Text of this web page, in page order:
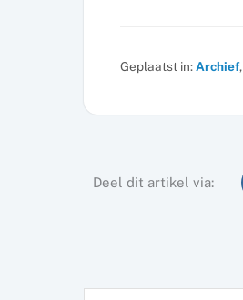
Geplaatst in: Archief,
Deel dit artikel via: